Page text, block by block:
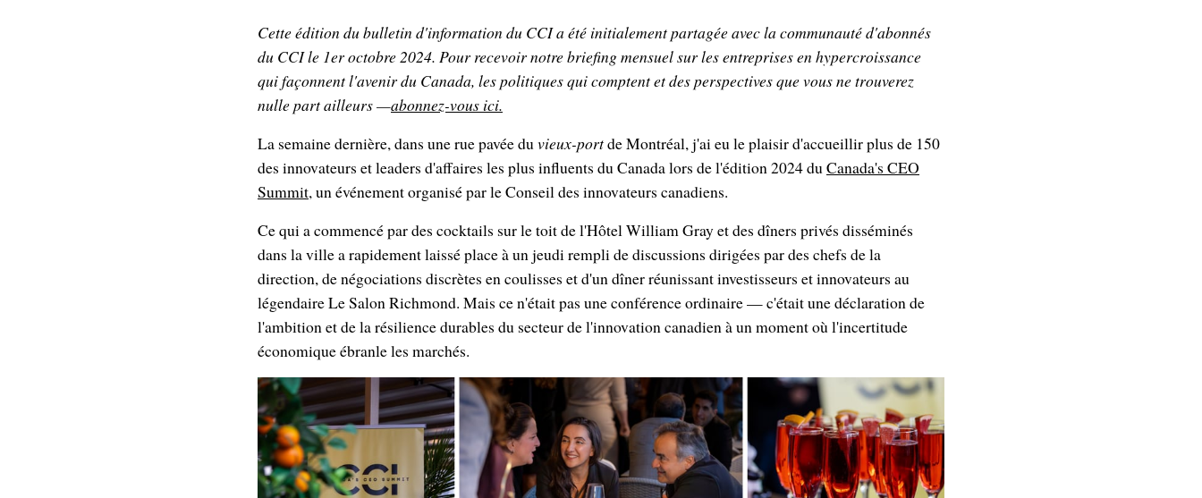
Cette édition du bulletin d'information du CCI a été initialement partagée avec la communauté d'abonnés
du CCI le 1er octobre 2024. Pour recevoir notre briefing mensuel sur les entreprises en hypercroissance
qui façonnent l'avenir du Canada, les politiques qui comptent et des perspectives que vous ne trouverez
nulle part ailleurs —abonnez-vous ici.
La semaine dernière, dans une rue pavée duvieux-portde Montréal, j'ai eu le plaisir d'accueillir plus de 150
des innovateurs et leaders d'affaires les plus influents du Canada lors de l'édition 2024 duCanada's CEO
Summit, un événement organisé par le Conseil des innovateurs canadiens.
Ce qui a commencé par des cocktails sur le toit de l'Hôtel William Gray et des dîners privés disséminés
dans la ville a rapidement laissé place à un jeudi rempli de discussions dirigées par des chefs de la
direction, de négociations discrètes en coulisses et d'un dîner réunissant investisseurs et innovateurs au
légendaire Le Salon Richmond. Mais ce n'était pas une conférence ordinaire — c'était une déclaration de
l'ambition et de la résilience durables du secteur de l'innovation canadien à un moment où l'incertitude
économique ébranle les marchés.